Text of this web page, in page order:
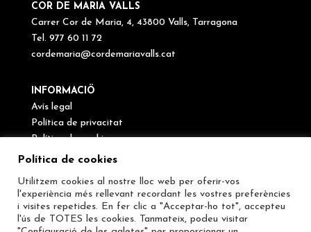
COR DE MARIA VALLS
Carrer Cor de Maria, 4, 43800 Valls, Tarragona
Tel. 977 60 11 72
cordemaria@cordemariavalls.cat
INFORMACIÖ
Avís legal
Política de privacitat
Política de cookies
Canal de denúncies
SEGUEIX-NOS
Política de cookies
Utilitzem cookies al nostre lloc web per oferir-vos
l'experiència més rellevant recordant les vostres preferències
i visites repetides. En fer clic a "Acceptar-ho tot", accepteu
l'ús de TOTES les cookies. Tanmateix, podeu visitar